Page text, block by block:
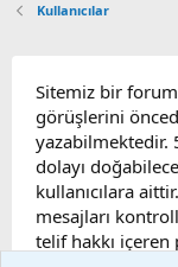
Kullanıcılar
Sitemiz bir
görüşlerini
yazabilmektedir.
dolayı
kullanıcılara
mesajları
telif hakkı içeren